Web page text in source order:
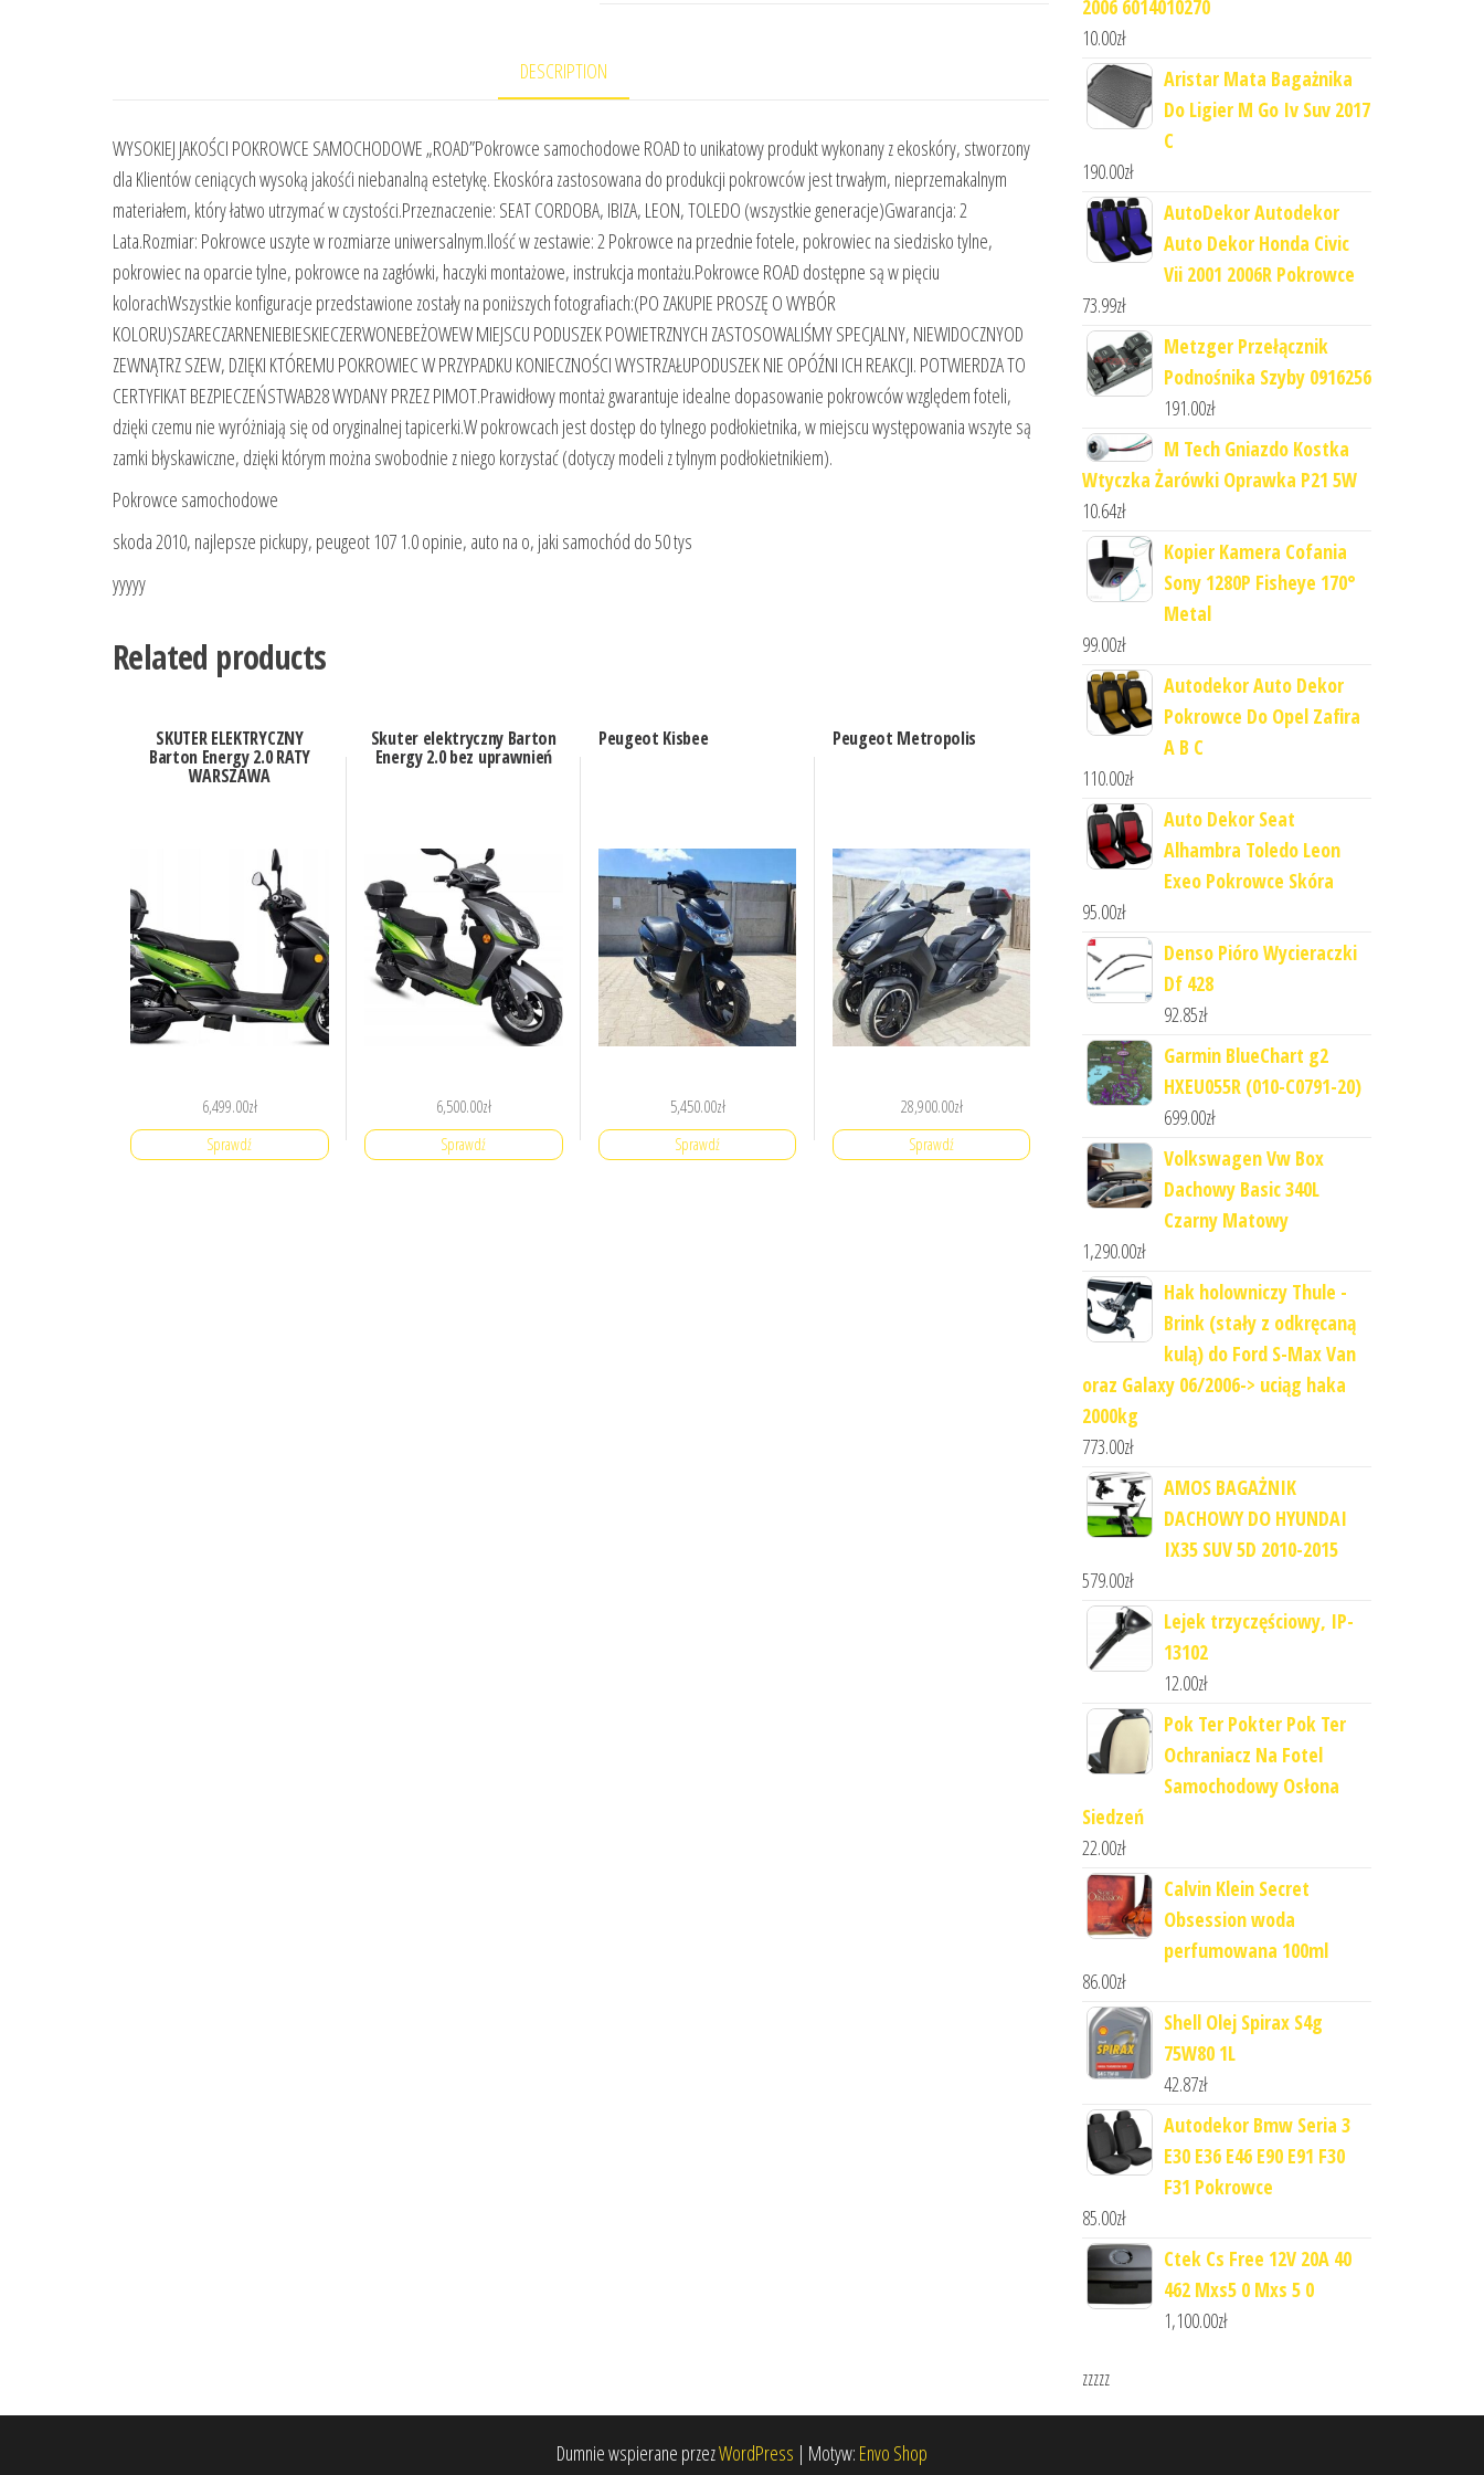
DESCRIPTION
WYSOKIEJ JAKOŚCI POKROWCE SAMOCHODOWE „ROAD”Pokrowce samochodowe ROAD to unikatowy produkt wykonany z ekoskóry, stworzony
dla Klientów ceniących wysoką jakośći niebanalną estetykę. Ekoskóra zastosowana do produkcji pokrowców jest trwałym, nieprzemakalnym
materiałem, który łatwo utrzymać w czystości.Przeznaczenie: SEAT CORDOBA, IBIZA, LEON, TOLEDO (wszystkie generacje)Gwarancja: 2
Lata.Rozmiar: Pokrowce uszyte w rozmiarze uniwersalnym.Ilość w zestawie: 2 Pokrowce na przednie fotele, pokrowiec na siedzisko tylne,
pokrowiec na oparcie tylne, pokrowce na zagłówki, haczyki montażowe, instrukcja montażu.Pokrowce ROAD dostępne są w pięciu
kolorachWszystkie konfiguracje przedstawione zostały na poniższych fotografiach:(PO ZAKUPIE PROSZĘ O WYBÓR
KOLORU)SZARECZARNENIEBIESKIECZERWONEBEŻOWEW MIEJSCU PODUSZEK POWIETRZNYCH ZASTOSOWALIŚMY SPECJALNY, NIEWIDOCZNYOD
ZEWNĄTRZ SZEW, DZIĘKI KTÓREMU POKROWIEC W PRZYPADKU KONIECZNOŚCI WYSTRZAŁUPODUSZEK NIE OPÓŹNI ICH REAKCJI. POTWIERDZA TO
CERTYFIKAT BEZPIECZEŃSTWAB28 WYDANY PRZEZ PIMOT.Prawidłowy montaż gwarantuje idealne dopasowanie pokrowców względem foteli,
dzięki czemu nie wyróżniają się od oryginalnej tapicerki.W pokrowcach jest dostęp do tylnego podłokietnika, w miejscu występowania wszyte są
zamki błyskawiczne, dzięki którym można swobodnie z niego korzystać (dotyczy modeli z tylnym podłokietnikiem).
Pokrowce samochodowe
skoda 2010, najlepsze pickupy, peugeot 107 1.0 opinie, auto na o, jaki samochód do 50 tys
yyyyy
Related products
SKUTER ELEKTRYCZNY
Barton Energy 2.0 RATY
WARSZAWA
6,499.00zł
Sprawdź
Skuter elektryczny Barton
Energy 2.0 bez uprawnień
6,500.00zł
Sprawdź
Peugeot Kisbee
5,450.00zł
Sprawdź
Peugeot Metropolis
28,900.00zł
Sprawdź
2006 6014010270
10.00zł
Aristar Mata Bagażnika
Do Ligier M Go Iv Suv 2017
C
190.00zł
AutoDekor Autodekor
Auto Dekor Honda Civic
Vii 2001 2006R Pokrowce
73.99zł
Metzger Przełącznik
Podnośnika Szyby 0916256
191.00zł
M Tech Gniazdo Kostka
Wtyczka Żarówki Oprawka P21 5W
10.64zł
Kopier Kamera Cofania
Sony 1280P Fisheye 170°
Metal
99.00zł
Autodekor Auto Dekor
Pokrowce Do Opel Zafira
A B C
110.00zł
Auto Dekor Seat
Alhambra Toledo Leon
Exeo Pokrowce Skóra
95.00zł
Denso Pióro Wycieraczki
Df 428
92.85zł
Garmin BlueChart g2
HXEU055R (010-C0791-20)
699.00zł
Volkswagen Vw Box
Dachowy Basic 340L
Czarny Matowy
1,290.00zł
Hak holowniczy Thule -
Brink (stały z odkręcaną
kulą) do Ford S-Max Van
oraz Galaxy 06/2006-> uciąg haka
2000kg
773.00zł
AMOS BAGAŻNIK
DACHOWY DO HYUNDAI
IX35 SUV 5D 2010-2015
579.00zł
Lejek trzyczęściowy, IP-
13102
12.00zł
Pok Ter Pokter Pok Ter
Ochraniacz Na Fotel
Samochodowy Osłona
Siedzeń
22.00zł
Calvin Klein Secret
Obsession woda
perfumowana 100ml
86.00zł
Shell Olej Spirax S4g
75W80 1L
42.87zł
Autodekor Bmw Seria 3
E30 E36 E46 E90 E91 F30
F31 Pokrowce
85.00zł
Ctek Cs Free 12V 20A 40
462 Mxs5 0 Mxs 5 0
1,100.00zł
zzzzz
Dumnie wspierane przezWordPress | Motyw: Envo Shop